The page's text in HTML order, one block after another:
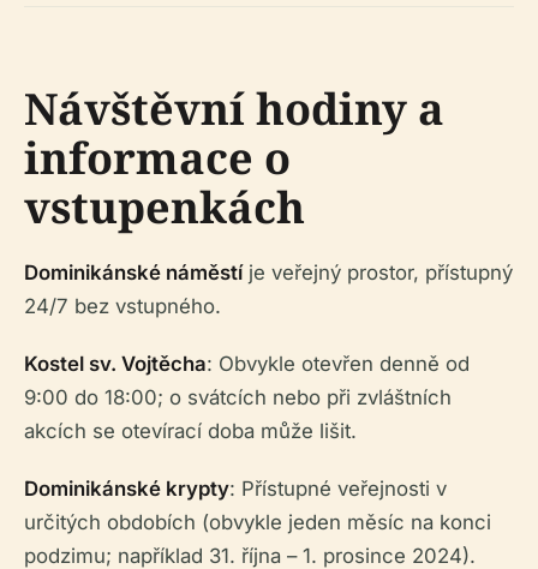
Návštěvní hodiny a
informace o
vstupenkách
Dominikánské náměstíje veřejný prostor, přístupný
24/7 bez vstupného.
Kostel sv. Vojtěcha: Obvykle otevřen denně od
9:00 do 18:00; o svátcích nebo při zvláštních
akcích se otevírací doba může lišit.
Dominikánské krypty: Přístupné veřejnosti v
určitých obdobích (obvykle jeden měsíc na konci
podzimu; například 31. října – 1. prosince 2024).